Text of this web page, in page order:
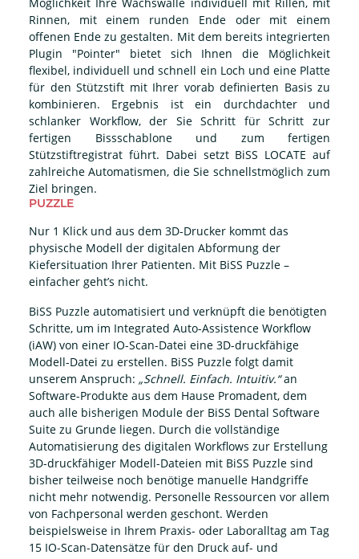
Rinnen, mit einem runden Ende oder mit einem
offenen Ende zu gestalten. Mit dem bereits integrierten
Plugin "Pointer" bietet sich Ihnen die Möglichkeit
flexibel, individuell und schnell ein Loch und eine Platte
für den Stützstift mit Ihrer vorab definierten Basis zu
kombinieren. Ergebnis ist ein durchdachter und
schlanker Workflow, der Sie Schritt für Schritt zur
fertigen Bissschablone und zum fertigen
Stützstiftregistrat führt. Dabei setzt BiSS LOCATE auf
zahlreiche Automatismen, die Sie schnellstmöglich zum
Ziel bringen.
PUZZLE
Nur 1 Klick und aus dem 3D-Drucker kommt das
physische Modell der digitalen Abformung der
Kiefersituation Ihrer Patienten. Mit BiSS Puzzle –
einfacher geht’s nicht.
BiSS Puzzle automatisiert und verknüpft die benötigten
Schritte, um im Integrated Auto-Assistence Workflow
(iAW) von einer IO-Scan-Datei eine 3D-druckfähige
Modell-Datei zu erstellen. BiSS Puzzle folgt damit
unserem Anspruch: „Schnell. Einfach. Intuitiv.“an
Software-Produkte aus dem Hause Promadent, dem
auch alle bisherigen Module der BiSS Dental Software
Suite zu Grunde liegen. Durch die vollständige
Automatisierung des digitalen Workflows zur Erstellung
3D-druckfähiger Modell-Dateien mit BiSS Puzzle sind
bisher teilweise noch benötige manuelle Handgriffe
nicht mehr notwendig. Personelle Ressourcen vor allem
von Fachpersonal werden geschont. Werden
beispielsweise in Ihrem Praxis- oder Laboralltag am Tag
15 IO-Scan-Datensätze für den Druck auf- und